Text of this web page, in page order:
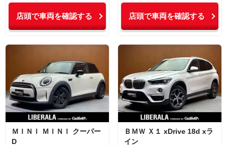
店頭で車両を確認する 店頭で車両を確認する
ＭＩＮＩ ＭＩＮＩ
クーパー
D
ＢＭＷ Ｘ１ xDrive 18d xラ
イン